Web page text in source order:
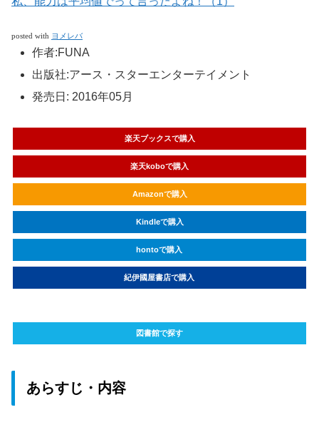
posted with ヨメレバ
作者:FUNA
出版社:アース・スターエンターテイメント
発売日: 2016年05月
楽天ブックスで購入
楽天koboで購入
Amazonで購入
Kindleで購入
hontoで購入
紀伊國屋書店で購入
図書館で探す
あらすじ・内容